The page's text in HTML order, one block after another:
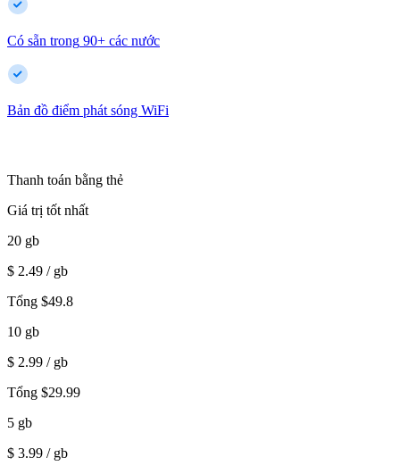
Có sẵn trong 90+ các nước
Bản đồ điểm phát sóng WiFi
Thanh toán bằng thẻ
Giá trị tốt nhất
20 gb
$ 2.49 / gb
Tổng $49.8
10 gb
$ 2.99 / gb
Tổng $29.99
5 gb
$ 3.99 / gb